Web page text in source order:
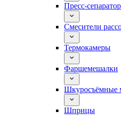
Пресс-
Смесители
Термокамеры
Фаршемешалки
Шкуросъёмные
Шприцы